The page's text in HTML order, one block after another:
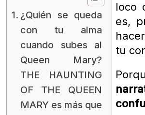
¿Quién se queda
con tu alma
cuando subes al
Queen Mary?
THE HAUNTING
OF THE QUEEN
MARY es más que
loco
es,
tu